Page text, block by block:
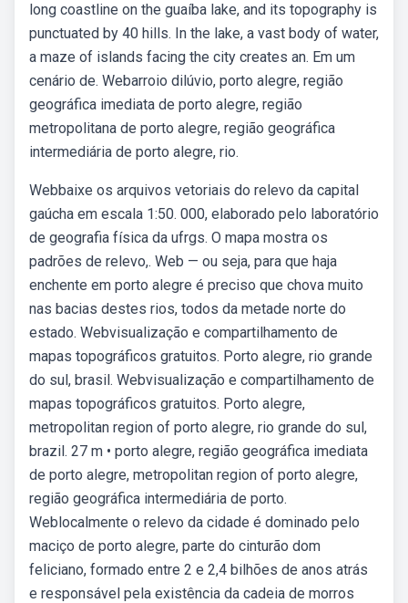
long coastline on the guaíba lake, and its topography is
punctuated by 40 hills. In the lake, a vast body of water,
a maze of islands facing the city creates an. Em um
cenário de. Webarroio dilúvio, porto alegre, região
geográfica imediata de porto alegre, região
metropolitana de porto alegre, região geográfica
intermediária de porto alegre, rio.
Webbaixe os arquivos vetoriais do relevo da capital
gaúcha em escala 1:50. 000, elaborado pelo laboratório
de geografia física da ufrgs. O mapa mostra os
padrões de relevo,. Web — ou seja, para que haja
enchente em porto alegre é preciso que chova muito
nas bacias destes rios, todos da metade norte do
estado. Webvisualização e compartilhamento de
mapas topográficos gratuitos. Porto alegre, rio grande
do sul, brasil. Webvisualização e compartilhamento de
mapas topográficos gratuitos. Porto alegre,
metropolitan region of porto alegre, rio grande do sul,
brazil. 27 m • porto alegre, região geográfica imediata
de porto alegre, metropolitan region of porto alegre,
região geográfica intermediária de porto.
Weblocalmente o relevo da cidade é dominado pelo
maciço de porto alegre, parte do cinturão dom
feliciano, formado entre 2 e 2,4 bilhões de anos atrás
e responsável pela existência da cadeia de morros